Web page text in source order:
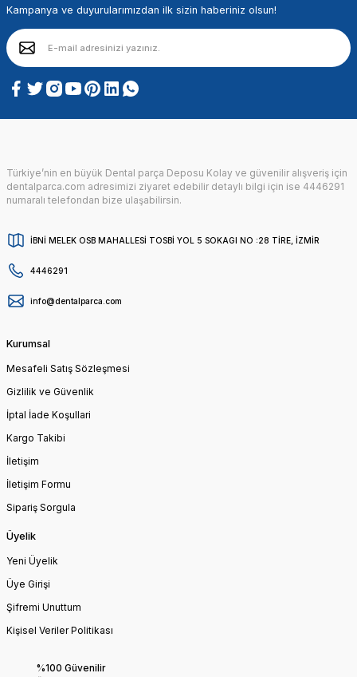
Kampanya ve duyurularımızdan ilk sizin haberiniz olsun!
Türkiye’nin en büyük Dental parça Deposu Kolay ve güvenilir alışveriş için
dentalparca.com adresimizi ziyaret edebilir detaylı bilgi için ise 4446291
numaralı telefondan bize ulaşabilirsin.
İBNİ MELEK OSB MAHALLESİ TOSBİ YOL 5 SOKAGI NO :28 TİRE, İZMİR
4446291
info@dentalparca.com
Kurumsal
Mesafeli Satış Sözleşmesi
Gizlilik ve Güvenlik
İptal İade Koşullari
Kargo Takibi
İletişim
İletişim Formu
Sipariş Sorgula
Üyelik
Yeni Üyelik
Üye Girişi
Şifremi Unuttum
Kişisel Veriler Politikası
%100 Güvenilir